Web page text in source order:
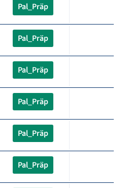
Pal_Präp
Pal_Präp
Pal_Präp
Pal_Präp
Pal_Präp
Pal_Präp